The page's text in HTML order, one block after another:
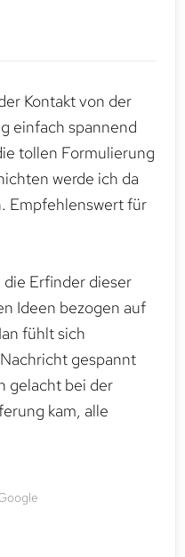
Kontakt von der
einfach spannend
tollen Formulierung
werde ich da
Empfehlenswert für
die Erfinder dieser
Ideen bezogen auf
fühlt sich
gespannt
gelacht bei der
kam, alle